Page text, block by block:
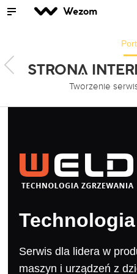
Wezom
STRONA
Tworzenie
Serwis dla lidera w
maszyn i urządzeń z